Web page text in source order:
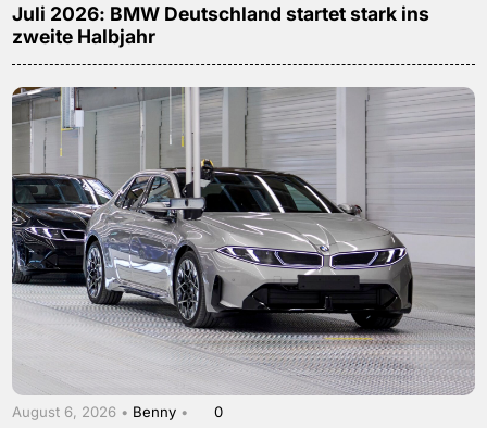
Juli 2026: BMW Deutschland startet stark ins
zweite Halbjahr
August 6, 2026 • Benny • 0